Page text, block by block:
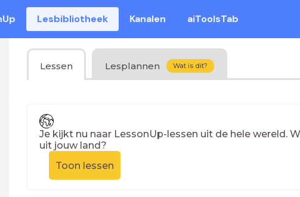
Lesbibliotheek Kanalen aiToolsTab
Lessen Lesplannen Wat is dit?
Je kijkt nu naar LessonUp-lessen uit de hele wereld.
uit jouw land?
Toon lessen